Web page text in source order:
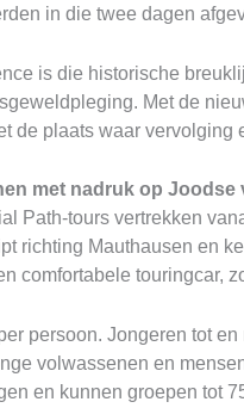
in die twee dagen
is die historische
Met de
de plaats waar vervolging
met nadruk op Joodse
Path-tours vertrekken
richting Mauthausen en
comfortabele touringcar,
persoon. Jongeren tot
volwassenen en
en kunnen groepen tot